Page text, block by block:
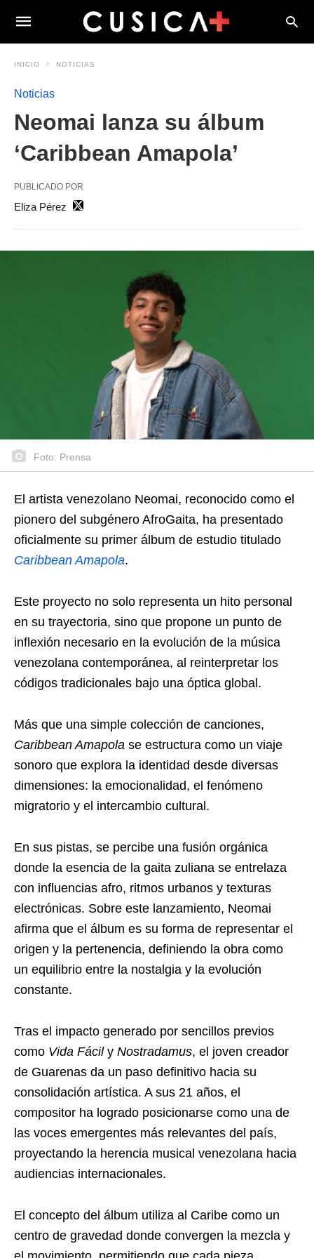
INICIO NOTICIAS
Noticias
Neomai lanza su álbum
‘Caribbean Amapola’
PUBLICADO POR
Eliza Pérez
Foto: Prensa
El artista venezolano Neomai, reconocido como el
pionero del subgénero AfroGaita, ha presentado
oficialmente su primer álbum de estudio titulado
Caribbean Amapola.
Este proyecto no solo representa un hito personal
en su trayectoria, sino que propone un punto de
inflexión necesario en la evolución de la música
venezolana contemporánea, al reinterpretar los
códigos tradicionales bajo una óptica global.
Más que una simple colección de canciones,
Caribbean Amapola se estructura como un viaje
sonoro que explora la identidad desde diversas
dimensiones: la emocionalidad, el fenómeno
migratorio y el intercambio cultural.
En sus pistas, se percibe una fusión orgánica
donde la esencia de la gaita zuliana se entrelaza
con influencias afro, ritmos urbanos y texturas
electrónicas. Sobre este lanzamiento, Neomai
afirma que el álbum es su forma de representar el
origen y la pertenencia, definiendo la obra como
un equilibrio entre la nostalgia y la evolución
constante.
Tras el impacto generado por sencillos previos
como Vida Fácily Nostradamus, el joven creador
de Guarenas da un paso definitivo hacia su
consolidación artística. A sus 21 años, el
compositor ha logrado posicionarse como una de
las voces emergentes más relevantes del país,
proyectando la herencia musical venezolana hacia
audiencias internacionales.
El concepto del álbum utiliza al Caribe como un
centro de gravedad donde convergen la mezcla y